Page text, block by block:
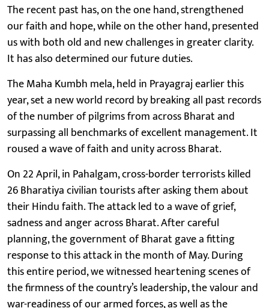
The recent past has, on the one hand, strengthened
our faith and hope, while on the other hand, presented
us with both old and new challenges in greater clarity.
It has also determined our future duties.
The Maha Kumbh mela, held in Prayagraj earlier this
year, set a new world record by breaking all past records
of the number of pilgrims from across Bharat and
surpassing all benchmarks of excellent management. It
roused a wave of faith and unity across Bharat.
On 22 April, in Pahalgam, cross-border terrorists killed
26 Bharatiya civilian tourists after asking them about
their Hindu faith. The attack led to a wave of grief,
sadness and anger across Bharat. After careful
planning, the government of Bharat gave a fitting
response to this attack in the month of May. During
this entire period, we witnessed heartening scenes of
the firmness of the country’s leadership, the valour and
war-readiness of our armed forces, as well as the